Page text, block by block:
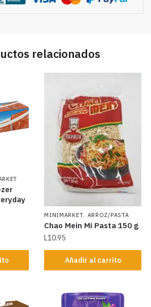
relacionados
MINIMARKET, ARROZ/PASTA
Chao Mein Mi Pasta 150 g
L10.95
Añadir al carrito